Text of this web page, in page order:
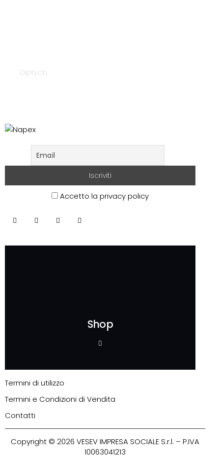
Diptych
Accetto la privacy policy
Shop
Termini di utilizzo
Termini e Condizioni di Vendita
Contatti
Copyright © 2026 VESEVIMPRESA SOCIALE S.r.l. – P.IVA
10063041213